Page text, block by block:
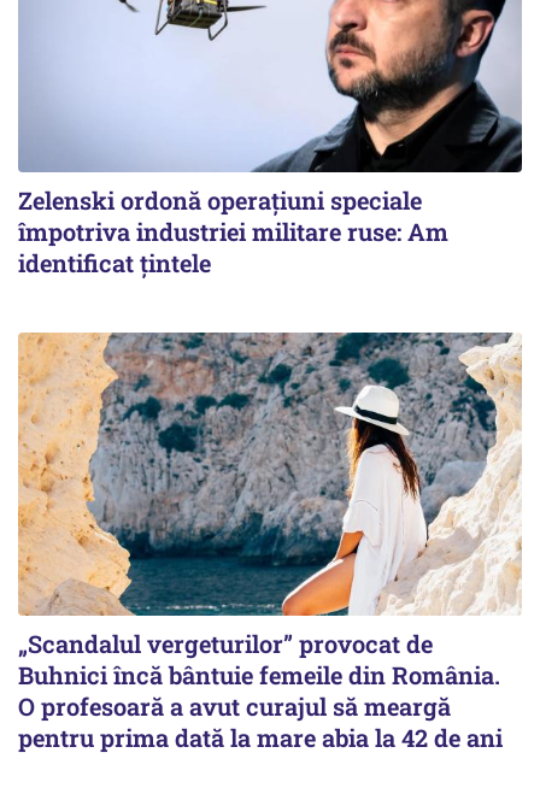
Zelenski ordonă operațiuni speciale
împotriva industriei militare ruse: Am
identificat țintele
„Scandalul vergeturilor” provocat de
Buhnici încă bântuie femeile din România.
O profesoară a avut curajul să meargă
pentru prima dată la mare abia la 42 de ani